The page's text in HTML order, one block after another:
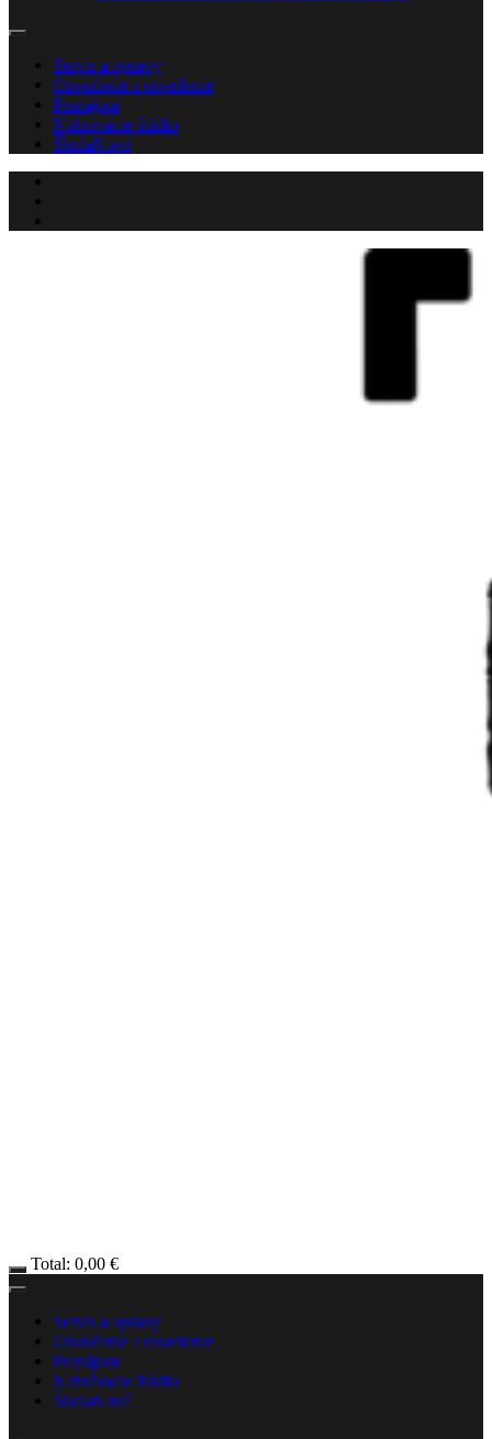
Servis a opravy
Ozvučenie a osvetlenie
Prenájom
Nahrávacie štúdio
ŠkolaNové
Total: 0,00 €
Servis a opravy
Ozvučenie a osvetlenie
Prenájom
Nahrávacie štúdio
ŠkolaNové